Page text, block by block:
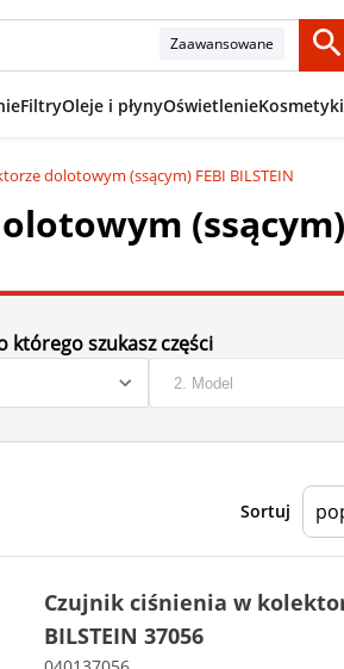
Zaawansowane
FiltryOleje i płynyOświetlenieKosmetyki
dolotowym (ssącym) FEBI BILSTEIN
(ssącym)
którego szukasz części
Sortuj
Czujnik ciśnienia w
BILSTEIN 37056